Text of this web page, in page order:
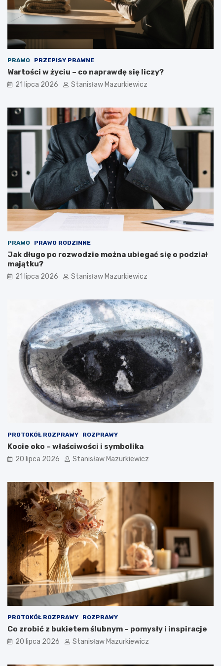
PRAWO PRZEPISY PRAWNE
Wartości w życiu – co naprawdę się liczy?
21 lipca 2026 Stanisław Mazurkiewicz
PRAWO PRAWO RODZINNE
Jak długo po rozwodzie można ubiegać się o podział
majątku?
21 lipca 2026 Stanisław Mazurkiewicz
PROTOKÓŁ ROZPRAWY ROZPRAWY
Kocie oko – właściwości i symbolika
20 lipca 2026 Stanisław Mazurkiewicz
PROTOKÓŁ ROZPRAWY ROZPRAWY
Co zrobić z bukietem ślubnym – pomysły i inspiracje
20 lipca 2026 Stanisław Mazurkiewicz